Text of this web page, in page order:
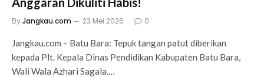
ByJangkau.com 23 Mei 2026 0
Jangkau.com – Batu Bara: Tepuk tangan patut diberikan
kepada Plt. Kepala Dinas Pendidikan Kabupaten Batu Bara,
Wali Wala Azhari Sagala.…